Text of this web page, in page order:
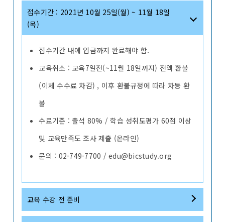
접수기간 : 2021년 10월 25일(월) ~ 11월 18일
(목)
접수기간 내에 입금까지 완료해야 함.
교육취소 : 교육7일전(~11월 18일까지) 전액 환불
(이체 수수료 차감) , 이후 환불규정에 따라 차등 환
불
수료기준 : 출석 80% / 학습 성취도평가 60점 이상
및 교육만족도 조사 제출 (온라인)
문의 : 02-749-7700 / edu@bicstudy.org
교육 수강 전 준비